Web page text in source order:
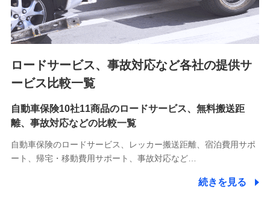
取引先としての選定業務、営業情報の提供業務、契約締結手
続き業務、取引管理業務、およびこれらに準ずる業務の遂行
のため
9.お問い合わせ情報
各種お問い合わせに対応するため
10.受託業務の 個人情報
受託業務の遂行およびこれらに準ずる業務の遂行のため
11.マイカー通勤管理クラウド並びに法人向けASPサー
ロードサービス、事故対応など各社の提供サ
ービス比較一覧
自動車保険10社11商品のロードサービス、無料搬送距
離、事故対応などの比較一覧
自動車保険のロードサービス、レッカー搬送距離、宿泊費用サポ
ート、帰宅・移動費用サポート、事故対応など…
続きを見る